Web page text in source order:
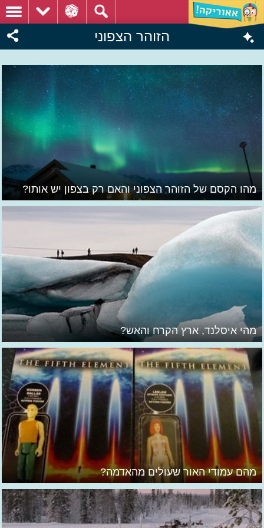
הזוהר הצפוני
מהו הקסם של הזוהר הצפוני והאם רק בצפון יש אותו?
מהי איסלנד, ארץ הקרח והאש?
מהם עמודי האור שעולים מהאדמה?